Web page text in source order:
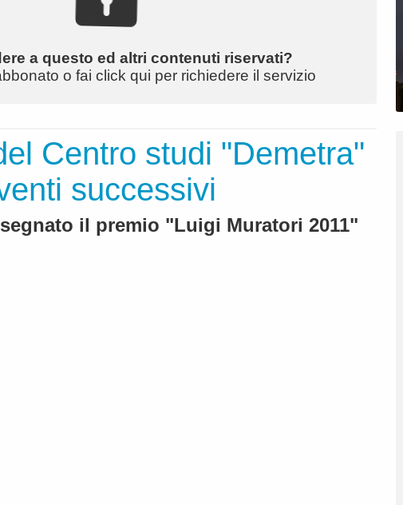
a questo ed altri contenuti riservati?
o fai click qui per richiedere il servizio
Centro studi "Demetra"
successivi
il premio "Luigi Muratori 2011"